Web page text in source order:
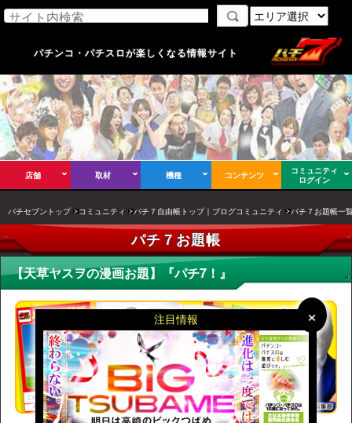
×
×
注目情報
パチンコ・パチスロが楽しくなる情報サイト
店舗 取材 機種 コンテンツ
コミュニティ
ログイン
パチセブントップ コミュニティ パチ７自由帳トップ｜ブログコミュニティ パチ７お題帳一
パチ７お題帳
【天草ヤスヲの漫画お題】『パチ7！』